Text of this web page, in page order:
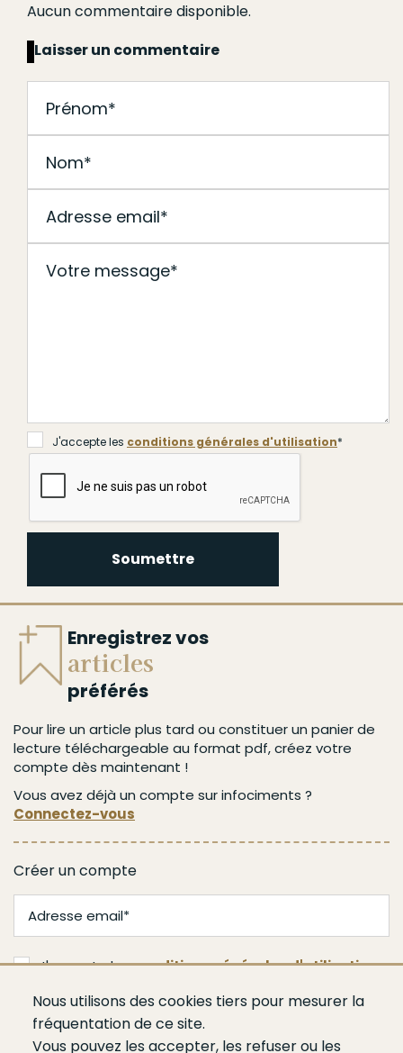
Nous utilisons des cookies tiers pour mesurer la
fréquentation de ce site.
Vous pouvez les accepter, les refuser ou les
Aucun commentaire disponible.
Laisser un commentaire
J'accepte les conditions générales d'utilisation*
Soumettre
Enregistrez vos
articles
préférés
Pour lire un article plus tard ou constituer un panier de
lecture téléchargeable au format pdf, créez votre
compte dès maintenant !
Vous avez déjà un compte sur infociments ?
Connectez-vous
Créer un compte
J'accepte lesconditions générales d'utilisation
Valider